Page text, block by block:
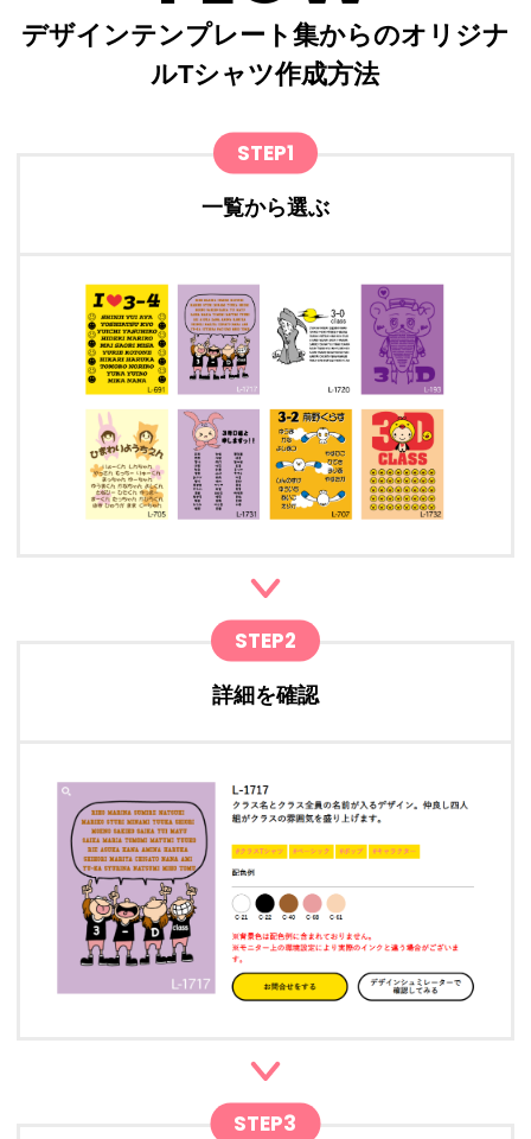
デザインテンプレート集からのオリジナ
ルTシャツ作成方法
STEP1
一覧から選ぶ
STEP2
詳細を確認
STEP3